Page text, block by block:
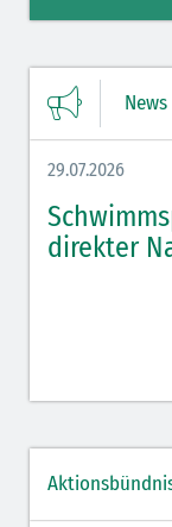
News
29.07.2026
direkter